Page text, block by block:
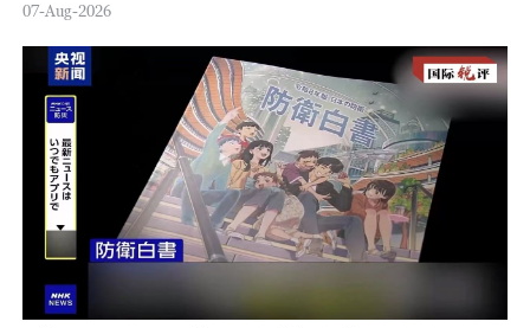
07-Aug-2026